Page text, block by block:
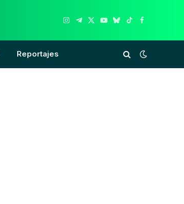
Instagram
Telegram
X
YouTube
Bluesky
TikTokFacebook
Reportajes